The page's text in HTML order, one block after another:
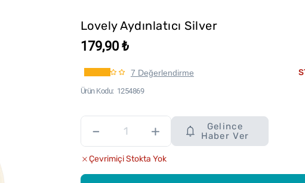
Lovely Aydınlatıcı Silver
179,90 ₺
7 Değerlendirme
Ürün Kodu 1254869
– +
Gelince
Haber Ver
Çevrimiçi Stokta Yok